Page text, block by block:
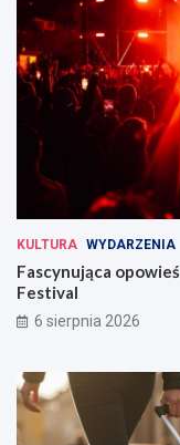
KULTURA WYDARZENIA
Fascynująca
Festival
6 sierpnia 2026